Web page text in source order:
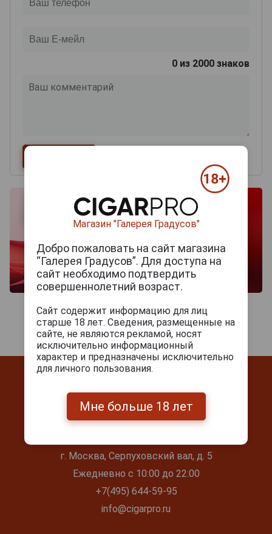
0 из 2000 знаков
г. Москва, Серпуховский вал, д. 5
Ежедневно с 10:00 до 22:00
+7(495) 644-59-95
info@cigarpro.ru
Магазин "Галерея Градусов"
Добро пожаловать на сайт магазина
“Галерея Градусов”. Для доступа на
сайт необходимо подтвердить
совершеннолетний возраст.
Сайт содержит информацию для лиц
старше 18 лет. Сведения, размещенные на
сайте, не являются рекламой, носят
исключительно информационный
характер и предназначены исключительно
для личного пользования.
Мне больше 18 лет